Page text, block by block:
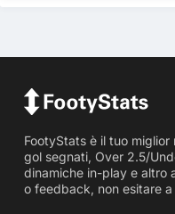
FootyStats è il tuo
gol segnati, Over 2.5/
dinamiche in-play e altro
o feedback, non esitare